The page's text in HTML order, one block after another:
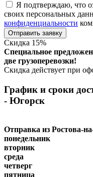
Я подтверждаю, что
своих персональных
конфиденциальности
Отправить заявку
Скидка 15%
Специальное
две грузоперевозки!
Скидка действует при
График и сроки
- Югорск
Отправка из Ростова-
понедельник
вторник
среда
четверг
пятница